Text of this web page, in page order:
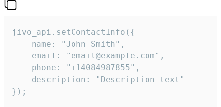
jivo_api.setContactInfo({
    name: "John Smith",
    email: "email@example.com",
    phone: "+14084987855",
    description: "Description text"
});